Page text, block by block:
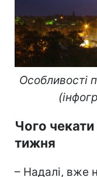
Особливості
Чого
тижня
– Надалі, вже